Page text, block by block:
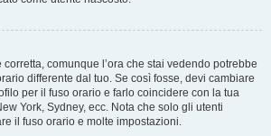
corretta, comunque l’ora che stai vedendo potrebbe
differente dal tuo. Se così fosse, devi cambiare
per il fuso orario e farlo coincidere con la tua
York, Sydney, ecc. Nota che solo gli utenti
il fuso orario e molte impostazioni.